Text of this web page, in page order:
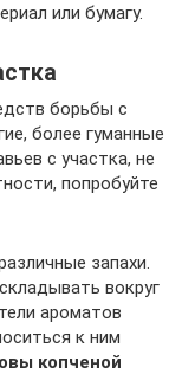
или бумагу.
борьбы с
более гуманные
с участка, не
попробуйте
запахи.
вокруг
ароматов
к ним
копченой